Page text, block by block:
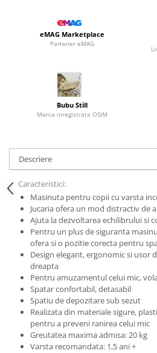
eMAG Marketplace
Partener eMAG
Bubu Still
Marca inregistrata OSIM
Descriere
Caracteristici:
Masinuta pentru copii cu varsta
Jucaria ofera un mod distractiv de
Ajuta la dezvoltarea echilibrului si
Pentru un plus de siguranta
ofera si o pozitie corecta pentru
Design elegant, ergonomic si usor
dreapta
Pentru amuzamentul celui mic,
Spatar confortabil, detasabil
Spatiu de depozitare sub sezut
Realizata din materiale sigure,
pentru a preveni ranirea celui mic
Greutatea maxima admisa: 20 kg
Varsta recomandata: 1,5 ani +